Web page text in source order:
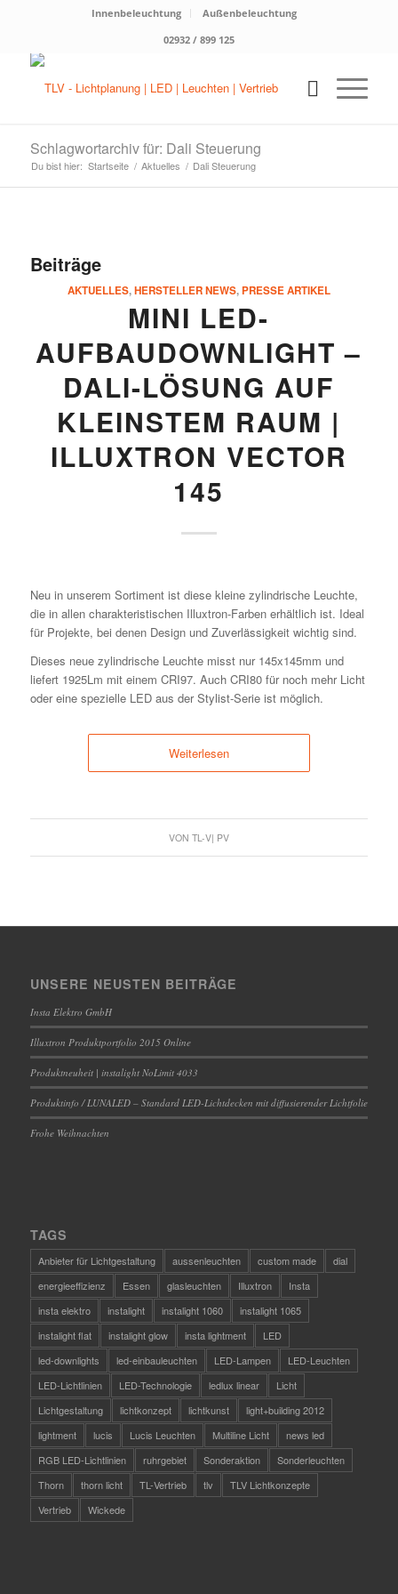
Innenbeleuchtung
Außenbeleuchtung
02932 / 899 125
Schlagwortarchiv für: Dali Steuerung
Du bist hier: Startseite / Aktuelles / Dali Steuerung
Beiträge
AKTUELLES,HERSTELLER NEWS,PRESSE ARTIKEL
MINI LED-
AUFBAUDOWNLIGHT –
DALI-LÖSUNG AUF
KLEINSTEM RAUM |
ILLUXTRON VECTOR
145
Neu in unserem Sortiment ist diese kleine zylindrische Leuchte,
die in allen charakteristischen Illuxtron-Farben erhältlich ist. Ideal
für Projekte, bei denen Design und Zuverlässigkeit wichtig sind.
Dieses neue zylindrische Leuchte misst nur 145x145mm und
liefert 1925Lm mit einem CRI97. Auch CRI80 für noch mehr Licht
oder eine spezielle LED aus der Stylist-Serie ist möglich.
Weiterlesen
VON TL-V| PV
UNSERE NEUSTEN BEITRÄGE
Insta Elektro GmbH
Illuxtron Produktportfolio 2015 Online
Produktneuheit | instalight NoLimit 4033
Produktinfo / LUNALED – Standard LED-Lichtdecken mit diffusierender Lichtfolie
Frohe Weihnachten
TAGS
Anbieter für Lichtgestaltung aussenleuchten custom made
dial
energieeffizienz
Essen glasleuchten Illuxtron
Insta
insta elektro
instalight instalight 1060
instalight 1065
instalight flat
instalight glow insta lightment
LED
led-downlights
led-einbauleuchten LED-Lampen
LED-Leuchten
LED-Lichtlinien
LED-Technologie ledlux linear
Licht
Lichtgestaltung
lichtkonzept lichtkunst
light+building 2012
lightment
lucis Lucis Leuchten Multiline Licht
news led
RGB LED-Lichtlinien
ruhrgebiet Sonderaktion
Sonderleuchten
Thorn
thorn licht TL-Vertrieb tlv
TLV Lichtkonzepte
Vertrieb
Wickede